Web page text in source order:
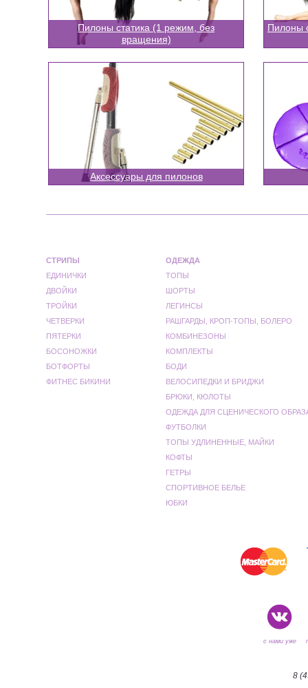
Пилоны статика (1 режим, без
вращения)
Пилоны
Аксессуары для пилонов
СТРИПЫ
ЕДИНИЧКИ
ДВОЙКИ
ТРОЙКИ
ЧЕТВЕРКИ
ПЯТЕРКИ
БОСОНОЖКИ
БОТФОРТЫ
ФИТНЕС БИКИНИ
ОДЕЖДА
ТОПЫ
ШОРТЫ
ЛЕГИНСЫ
РАШГАРДЫ, КРОП-ТОПЫ, БОЛЕРО
КОМБИНЕЗОНЫ
КОМПЛЕКТЫ
БОДИ
ВЕЛОСИПЕДКИ И БРИДЖИ
БРЮКИ, КЮЛОТЫ
ОДЕЖДА ДЛЯ СЦЕНИЧЕСКОГО
ФУТБОЛКИ
ТОПЫ УДЛИНЕННЫЕ, МАЙКИ
КОФТЫ
ГЕТРЫ
СПОРТИВНОЕ БЕЛЬЕ
ЮБКИ
с нами уже
8